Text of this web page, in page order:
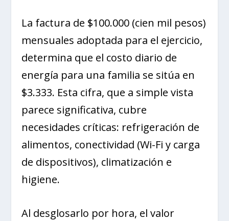
La factura de $100.000 (cien mil pesos)
mensuales adoptada para el ejercicio,
determina que el costo diario de
energía para una familia se sitúa en
$3.333. Esta cifra, que a simple vista
parece significativa, cubre
necesidades críticas: refrigeración de
alimentos, conectividad (Wi-Fi y carga
de dispositivos), climatización e
higiene.
Al desglosarlo por hora, el valor